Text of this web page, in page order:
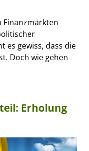
Finanzmärkten
es gewiss, dass die
Doch wie gehen
Erholung